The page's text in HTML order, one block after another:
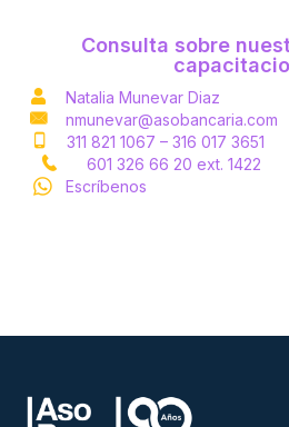
Consulta sobre
Natalia Munevar Diaz
nmunevar@asobancaria.com
311 821 1067 – 316 017 3651
601 326 66 20 ext. 1422
Escríbenos